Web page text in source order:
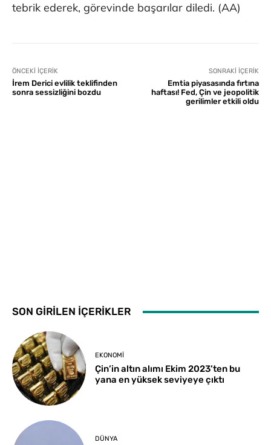
tebrik ederek, görevinde başarılar diledi. (AA)
ÖNCEKI İÇERIK
İrem Derici evlilik teklifinden
sonra sessizliğini bozdu
SONRAKI İÇERIK
Emtia piyasasında fırtına
haftası! Fed, Çin ve jeopolitik
gerilimler etkili oldu
SON GİRİLEN İÇERİKLER
EKONOMI
Çin’in altın alımı Ekim 2023’ten bu
yana en yüksek seviyeye çıktı
DÜNYA